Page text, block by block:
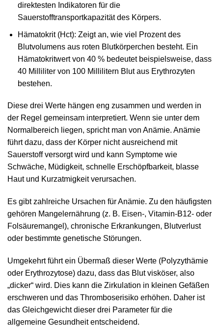
direktesten Indikatoren für die
Sauerstofftransportkapazität des Körpers.
Hämatokrit (Hct): Zeigt an, wie viel Prozent des
Blutvolumens aus roten Blutkörperchen besteht. Ein
Hämatokritwert von 40 % bedeutet beispielsweise, dass
40 Milliliter von 100 Millilitern Blut aus Erythrozyten
bestehen.
Diese drei Werte hängen eng zusammen und werden in
der Regel gemeinsam interpretiert. Wenn sie unter dem
Normalbereich liegen, spricht man von Anämie. Anämie
führt dazu, dass der Körper nicht ausreichend mit
Sauerstoff versorgt wird und kann Symptome wie
Schwäche, Müdigkeit, schnelle Erschöpfbarkeit, blasse
Haut und Kurzatmigkeit verursachen.
Es gibt zahlreiche Ursachen für Anämie. Zu den häufigsten
gehören Mangelernährung (z. B. Eisen-, Vitamin-B12- oder
Folsäuremangel), chronische Erkrankungen, Blutverlust
oder bestimmte genetische Störungen.
Umgekehrt führt ein Übermaß dieser Werte (Polyzythämie
oder Erythrozytose) dazu, dass das Blut visköser, also
„dicker“ wird. Dies kann die Zirkulation in kleinen Gefäßen
erschweren und das Thromboserisiko erhöhen. Daher ist
das Gleichgewicht dieser drei Parameter für die
allgemeine Gesundheit entscheidend.